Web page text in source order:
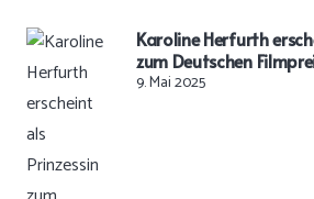
Karoline Herfurth
zum Deutschen
9. Mai 2025